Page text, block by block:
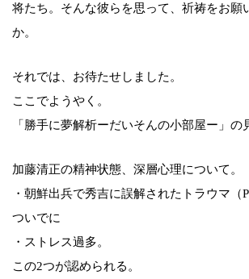
将たち。そんな彼らを思って、祈祷をお願
か。
それでは、お待たせしました。
ここでようやく。
「勝手に夢解析ーだいそんの小部屋ー」の
加藤清正の精神状態、深層心理について。
・朝鮮出兵で秀吉に誤解されたトラウマ（
ついでに
・ストレス過多。
この2つが認められる。